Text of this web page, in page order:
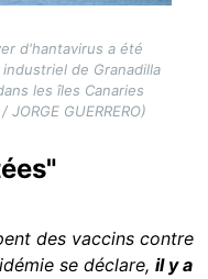
d'hantavirus a été
de Granadilla
les îles Canaries
GUERRERO)
des vaccins contre
se déclare, il y a